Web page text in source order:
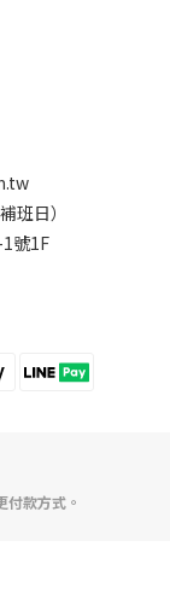
班日）
號1F
款方式。